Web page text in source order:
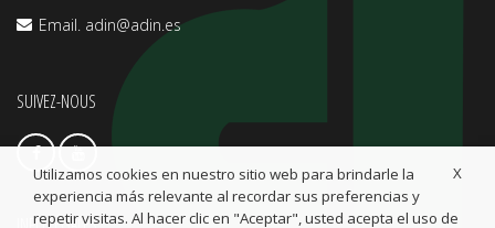
Email. adin@adin.es
SUIVEZ-NOUS
X
Utilizamos cookies en nuestro sitio web para brindarle la
experiencia más relevante al recordar sus preferencias y
repetir visitas. Al hacer clic en "Aceptar", usted acepta el uso de